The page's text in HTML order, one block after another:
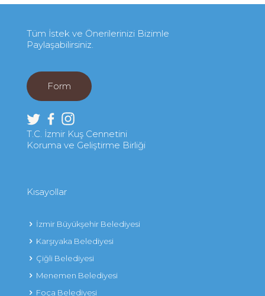
Tüm İstek ve Önerilerinizi Bizimle
Paylaşabilirsiniz.
Form
T.C. İzmir Kuş Cennetini
Koruma ve Geliştirme Birliği
Kısayollar
İzmir Büyükşehir Belediyesi
Karşıyaka Belediyesi
Çiğli Belediyesi
Menemen Belediyesi
Foça Belediyesi